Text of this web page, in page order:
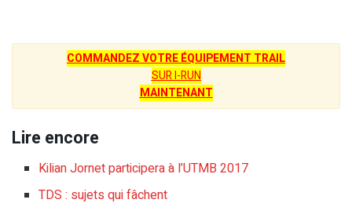
COMMANDEZ VOTRE ÉQUIPEMENT TRAIL
SUR I-RUN
MAINTENANT
Lire encore
Kilian Jornet participera à l’UTMB 2017
TDS : sujets qui fâchent